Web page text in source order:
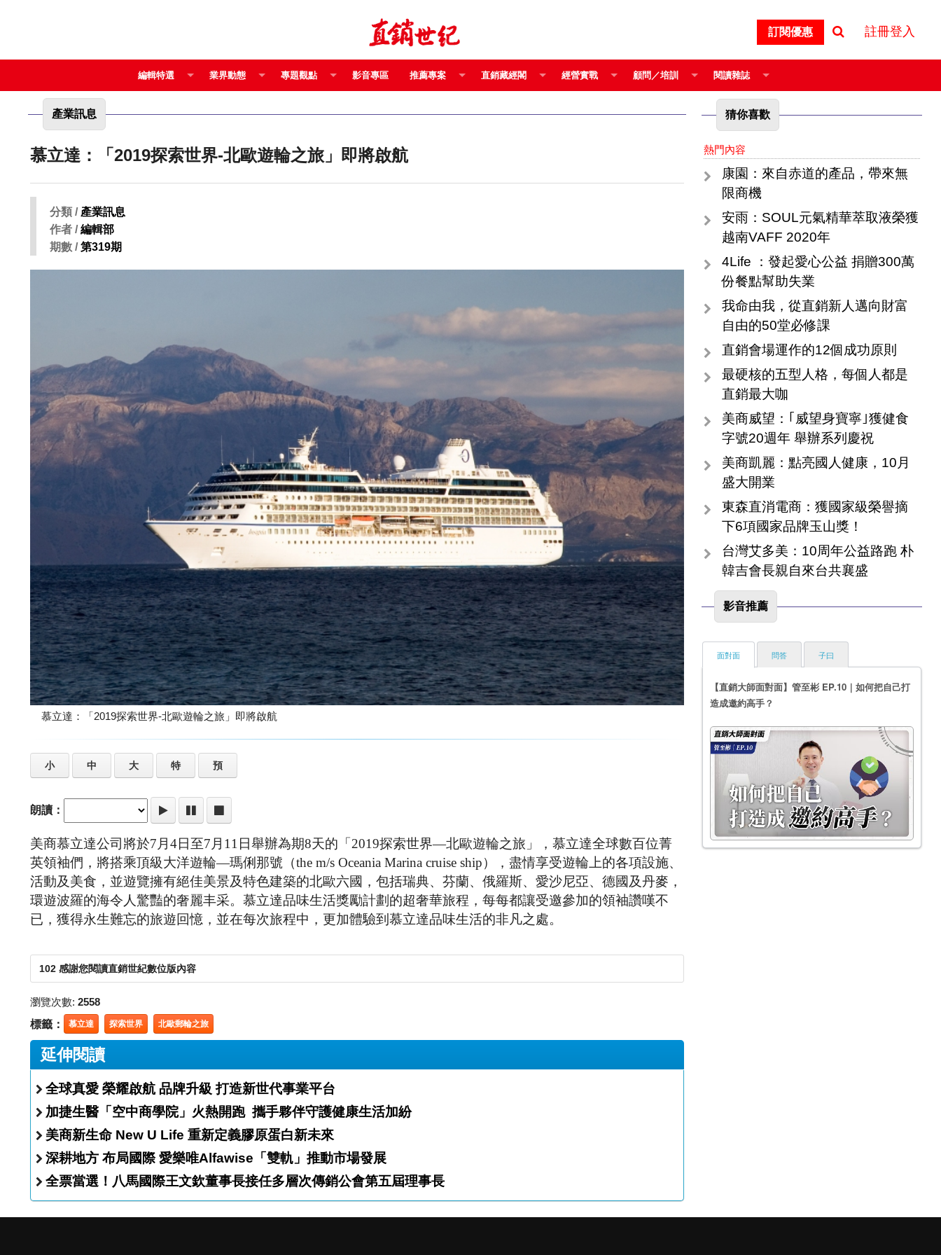
訂閱優惠 註冊登入
編輯特選 業界動態 專題觀點 影音專區 推薦專案 直銷藏經閣 經營實戰 顧問／培訓 閱讀雜誌
產業訊息
慕立達：「2019探索世界-北歐遊輪之旅」即將啟航
分類 / 產業訊息
作者 /編輯部
期數 /第319期
慕立達：「2019探索世界-北歐遊輪之旅」即將啟航
小 中 大 特 預
朗讀：
美商慕立達公司將於7月4日至7月11日舉辦為期8天的「2019探索世界—北歐遊輪之旅」，慕立達全球數百位菁
英領袖們，將搭乘頂級大洋遊輪—瑪俐那號（the m/s Oceania Marina cruise ship），盡情享受遊輪上的各項設施、
活動及美食，並遊覽擁有絕佳美景及特色建築的北歐六國，包括瑞典、芬蘭、俄羅斯、愛沙尼亞、德國及丹麥，
環遊波羅的海令人驚豔的奢麗丰采。慕立達品味生活獎勵計劃的超奢華旅程，每每都讓受邀參加的領袖讚嘆不
已，獲得永生難忘的旅遊回憶，並在每次旅程中，更加體驗到慕立達品味生活的非凡之處。
102 感謝您閱讀直銷世紀數位版內容
瀏覽次數: 2558
標籤： 慕立達 探索世界 北歐郵輪之旅
延伸閱讀
全球真愛 榮耀啟航 品牌升級 打造新世代事業平台
加捷生醫「空中商學院」火熱開跑 攜手夥伴守護健康生活加紛
美商新生命 New U Life 重新定義膠原蛋白新未來
深耕地方 布局國際 愛樂唯Alfawise「雙軌」推動市場發展
全票當選！八馬國際王文欽董事長接任多層次傳銷公會第五屆理事長
猜你喜歡
熱門內容
康園：來自赤道的產品，帶來無
限商機
安雨：SOUL元氣精華萃取液榮獲
越南VAFF 2020年
4Life ：發起愛心公益 捐贈300萬
份餐點幫助失業
我命由我，從直銷新人邁向財富
自由的50堂必修課
直銷會場運作的12個成功原則
最硬核的五型人格，每個人都是
直銷最大咖
美商威望：｢威望身寶寧｣獲健食
字號20週年 舉辦系列慶祝
美商凱麗：點亮國人健康，10月
盛大開業
東森直消電商：獲國家級榮譽摘
下6項國家品牌玉山獎！
台灣艾多美：10周年公益路跑 朴
韓吉會長親自來台共襄盛
影音推薦
面對面
【直銷大師面對面】管至彬 EP.10｜如何把自己打
造成邀約高手？
問答 子曰